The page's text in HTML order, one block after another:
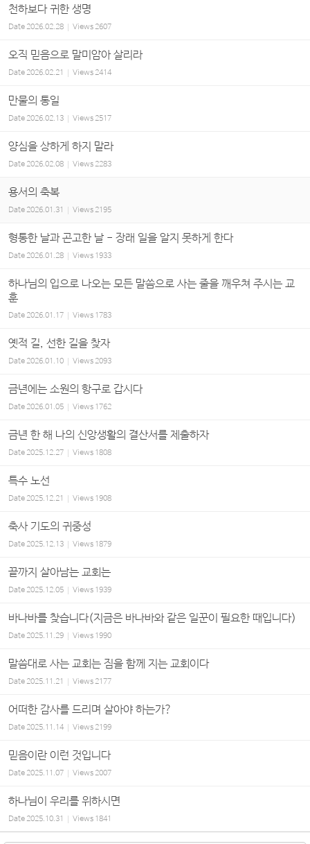
천하보다 귀한 생명
Date2026.02.28 Views2607
오직 믿음으로 말미암아 살리라
Date2026.02.21 Views2414
만물의 통일
Date2026.02.13 Views2517
양심을 상하게 하지 말라
Date2026.02.08 Views2283
용서의 축복
Date 2026.01.31 Views 2195
형통한 날과 곤고한 날 - 장래 일을 알지 못하게 한다
Date2026.01.28 Views 1933
하나님의 입으로 나오는 모든 말씀으로 사는 줄을 깨우쳐 주시는 교
훈
Date2026.01.17 Views 1783
옛적 길, 선한 길을 찾자
Date2026.01.10 Views2093
금년에는 소원의 항구로 갑시다
Date2026.01.05 Views 1762
금년 한 해 나의 신앙생활의 결산서를 제출하자
Date2025.12.27 Views 1808
특수 노선
Date2025.12.21 Views 1908
축사 기도의 귀중성
Date2025.12.13 Views 1879
끝까지 살아남는 교회는
Date2025.12.05 Views 1939
바나바를 찾습니다(지금은 바나바와 같은 일꾼이 필요한 때입니다)
Date2025.11.29 Views 1990
말씀대로 사는 교회는 짐을 함께 지는 교회이다
Date2025.11.21 Views2177
어떠한 감사를 드리며 살아야 하는가?
Date2025.11.14 Views2199
믿음이란 이런 것입니다
Date2025.11.07 Views2007
하나님이 우리를 위하시면
Date2025.10.31 Views 1841